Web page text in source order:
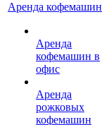
Аренда кофемашин
Аренда
кофемашин в
офис
Аренда
рожковых
кофемашин